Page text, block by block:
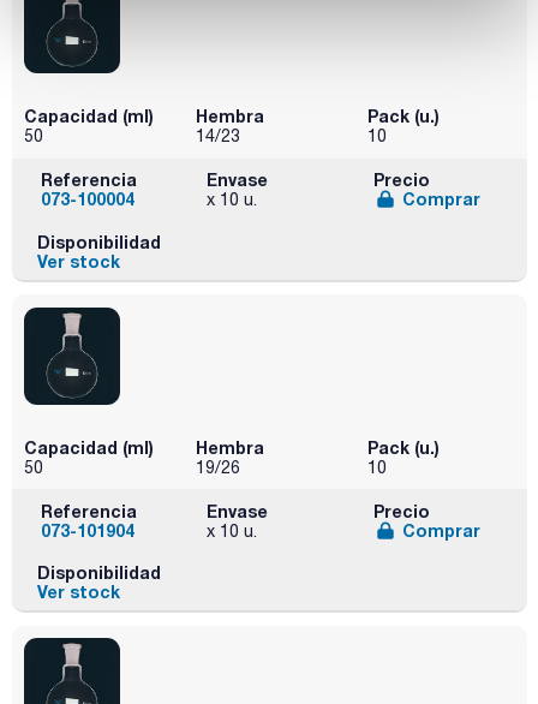
Capacidad (ml)
50
Hembra
14/23
Pack (u.)
10
Referencia
073-100004
Envase
x 10 u.
Precio
Comprar
Disponibilidad
Ver stock
Capacidad (ml)
50
Hembra
19/26
Pack (u.)
10
Referencia
073-101904
Envase
x 10 u.
Precio
Comprar
Disponibilidad
Ver stock